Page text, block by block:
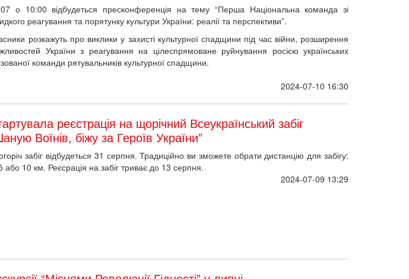
о 10:00 відбудеться пресконференція на тему “Перша Національна команда зі
реагування та порятунку культури України: реалії та перспективи”.
розкажуть про виклики у захисті культурної спадщини під час війни, розширення
України з реагування на цілеспрямоване руйнування росією українських
команди рятувальників культурної спадщини.
2024-07-10 16:30
реєстрація на щорічний Всеукраїнський забіг
Воїнів, біжу за Героїв України”
забіг відбудеться 31 серпня. Традиційно ви зможете обрати дистанцію для забігу:
або 10 км. Реєсрація на забіг триває до 13 серпня.
2024-07-09 13:29